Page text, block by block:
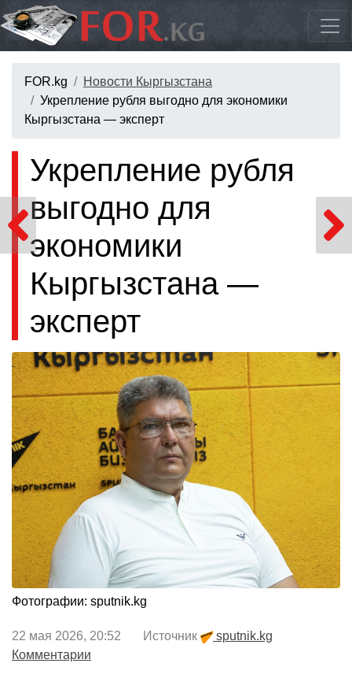
FOR.kg
Новости Кыргызстана
Укрепление рубля выгодно для экономики
Кыргызстана — эксперт
Укрепление рубля
выгодно для
экономики
Кыргызстана —
эксперт
Фотографии: sputnik.kg
22 мая 2026, 20:52 Источник
sputnik.kg
Комментарии